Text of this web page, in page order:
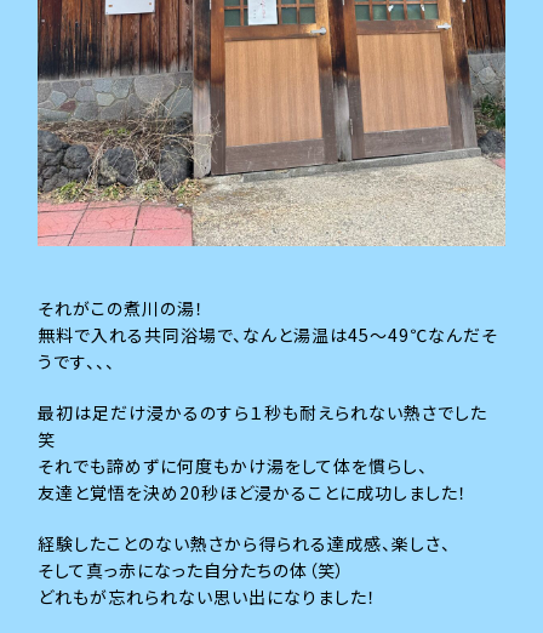
それがこの煮川の湯！
無料で入れる共同浴場で、なんと湯温は45～49℃なんだそ
うです、、、
最初は足だけ浸かるのすら１秒も耐えられない熱さでした
笑
それでも諦めずに何度もかけ湯をして体を慣らし、
友達と覚悟を決め20秒ほど浸かることに成功しました！
経験したことのない熱さから得られる達成感、楽しさ、
そして真っ赤になった自分たちの体（笑）
どれもが忘れられない思い出になりました！